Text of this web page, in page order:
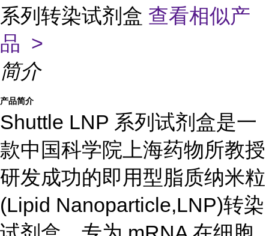
系列转染试剂盒 查看相似产
品 >
简介
产品简介
Shuttle LNP 系列试剂盒是一
款中国科学院上海药物所教授
研发成功的即用型脂质纳米粒
(Lipid Nanoparticle,LNP)转染